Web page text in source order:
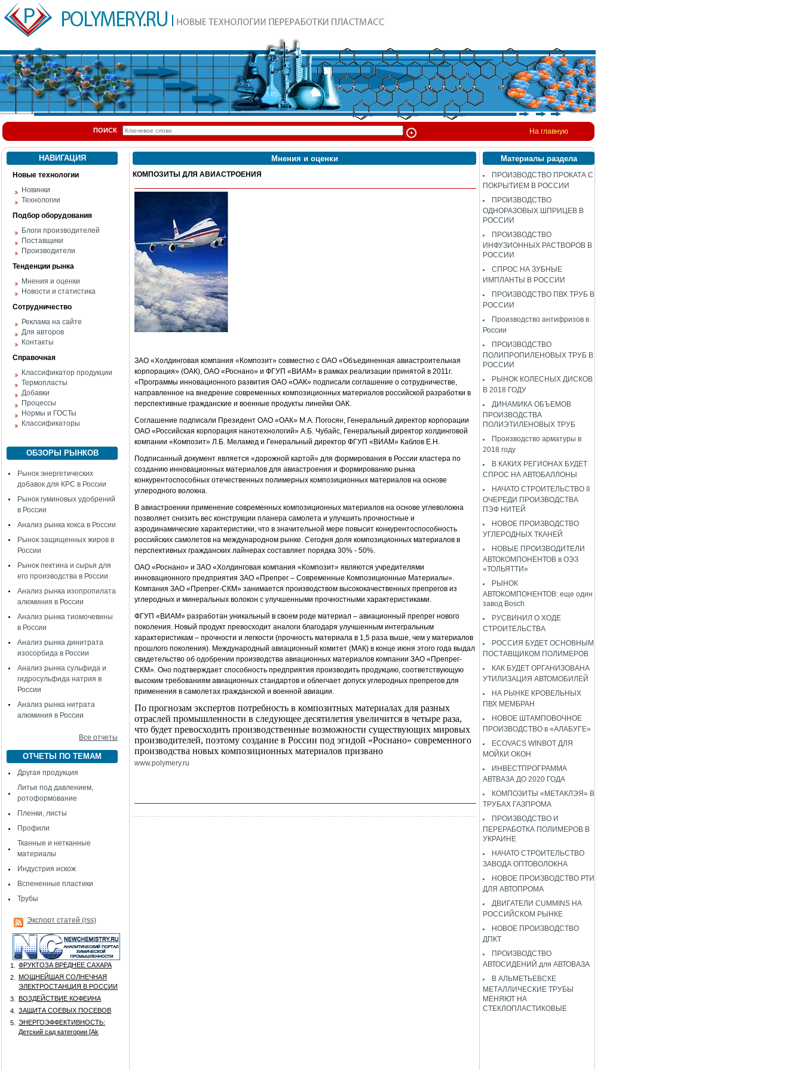
ПОИСК На главную
НАВИГАЦИЯ
Новые технологии
Новинки
Технологии
Подбор оборудования
Блоги производителей
Поставщики
Производители
Тенденции рынка
Мнения и оценки
Новости и статистика
Сотрудничество
Реклама на сайте
Для авторов
Контакты
Справочная
Классификатор продукции
Термопласты
Добавки
Процессы
Нормы и ГОСТы
Классификаторы
ОБЗОРЫ РЫНКОВ
Рынок энергетических
добавок для КРС в России
Рынок гуминовых удобрений
в России
Анализ рынка кокса в России
Рынок защищенных жиров в
России
Рынок пектина и сырья для
его производства в России
Анализ рынка изопропилата
алюминия в России
Анализ рынка тиомочевины
в России
Анализ рынка динитрата
изосорбида в России
Анализ рынка сульфида и
гидросульфида натрия в
России
Анализ рынка нитрата
алюминия в России
Все отчеты
ОТЧЕТЫ ПО ТЕМАМ
Другая продукция
Литье под давлением,
ротоформование
Пленки, листы
Профили
Тканные и нетканные
материалы
Индустрия искож
Вспененные пластики
Трубы
Экспорт статей (rss)
1.
ФРУКТОЗА ВРЕДНЕЕ САХАРА
2.
МОЩНЕЙШАЯ СОЛНЕЧНАЯ
ЭЛЕКТРОСТАНЦИЯ В РОССИИ
3.
ВОЗДЕЙСТВИЕ КОФЕИНА
4.
ЗАЩИТА СОЕВЫХ ПОСЕВОВ
5.
ЭНЕРГОЭФФЕКТИВНОСТЬ:
Детский сад категории [Аk
Мнения и оценки
КОМПОЗИТЫ ДЛЯ АВИАСТРОЕНИЯ
ЗАО «Холдинговая компания «Композит» совместно с ОАО «Объединенная авиастроительная
корпорация» (ОАК), ОАО «Роснано» и ФГУП «ВИАМ» в рамках реализации принятой в 2011г.
«Программы инновационного развития ОАО «ОАК» подписали соглашение о сотрудничестве,
направленное на внедрение современных композиционных материалов российской разработки в
перспективные гражданские и военные продукты линейки ОАК.
Соглашение подписали Президент ОАО «ОАК» М.А. Погосян, Генеральный директор корпорации
ОАО «Российская корпорация нанотехнологий» А.Б. Чубайс, Генеральный директор холдинговой
компании «Композит» Л.Б. Меламед и Генеральный директор ФГУП «ВИАМ» Каблов Е.Н.
Подписанный документ является «дорожной картой» для формирования в России кластера по
созданию инновационных материалов для авиастроения и формированию рынка
конкурентоспособных отечественных полимерных композиционных материалов на основе
углеродного волокна.
В авиастроении применение современных композиционных материалов на основе углеволокна
позволяет снизить вес конструкции планера самолета и улучшить прочностные и
аэродинамические характеристики, что в значительной мере повысит конкурентоспособность
российских самолетов на международном рынке. Сегодня доля композиционных материалов в
перспективных гражданских лайнерах составляет порядка 30% - 50%.
ОАО «Роснано» и ЗАО «Холдинговая компания «Композит» являются учредителями
инновационного предприятия ЗАО «Препрег – Современные Композиционные Материалы».
Компания ЗАО «Препрег-СКМ» занимается производством высококачественных препрегов из
углеродных и минеральных волокон с улучшенными прочностными характеристиками.
ФГУП «ВИАМ» разработан уникальный в своем роде материал – авиационный препрег нового
поколения. Новый продукт превосходит аналоги благодаря улучшенным интегральным
характеристикам – прочности и легкости (прочность материала в 1,5 раза выше, чем у материалов
прошлого поколения). Международный авиационный комитет (МАК) в конце июня этого года выдал
свидетельство об одобрении производства авиационных материалов компании ЗАО «Препрег-
СКМ». Оно подтверждает способность предприятия производить продукцию, соответствующую
высоким требованиям авиационных стандартов и облегчает допуск углеродных препрегов для
применения в самолетах гражданской и военной авиации.
По прогнозам экспертов потребность в композитных материалах для разных
отраслей промышленности в следующее десятилетия увеличится в четыре раза,
что будет превосходить производственные возможности существующих мировых
производителей, поэтому создание в России под эгидой «Роснано» современного
производства новых композиционных материалов призвано
www.polymery.ru
Материалы раздела
ПРОИЗВОДСТВО ПРОКАТА С
ПОКРЫТИЕМ В РОССИИ
ПРОИЗВОДСТВО
ОДНОРАЗОВЫХ ШПРИЦЕВ В
РОССИИ
ПРОИЗВОДСТВО
ИНФУЗИОННЫХ РАСТВОРОВ В
РОССИИ
СПРОС НА ЗУБНЫЕ
ИМПЛАНТЫ В РОССИИ
ПРОИЗВОДСТВО ПВХ ТРУБ В
РОССИИ
Производство антифризов в
России
ПРОИЗВОДСТВО
ПОЛИПРОПИЛЕНОВЫХ ТРУБ В
РОССИИ
РЫНОК КОЛЕСНЫХ ДИСКОВ
В 2018 ГОДУ
ДИНАМИКА ОБЪЕМОВ
ПРОИЗВОДСТВА
ПОЛИЭТИЛЕНОВЫХ ТРУБ
Производство арматуры в
2018 году
В КАКИХ РЕГИОНАХ БУДЕТ
СПРОС НА АВТОБАЛЛОНЫ
НАЧАТО СТРОИТЕЛЬСТВО II
ОЧЕРЕДИ ПРОИЗВОДСТВА
ПЭФ НИТЕЙ
НОВОЕ ПРОИЗВОДСТВО
УГЛЕРОДНЫХ ТКАНЕЙ
НОВЫЕ ПРОИЗВОДИТЕЛИ
АВТОКОМПОНЕНТОВ в ОЭЗ
«ТОЛЬЯТТИ»
РЫНОК
АВТОКОМПОНЕНТОВ: еще один
завод Bosch
РУСВИНИЛ О ХОДЕ
СТРОИТЕЛЬСТВА
РОССИЯ БУДЕТ ОСНОВНЫМ
ПОСТАВЩИКОМ ПОЛИМЕРОВ
КАК БУДЕТ ОРГАНИЗОВАНА
УТИЛИЗАЦИЯ АВТОМОБИЛЕЙ
НА РЫНКЕ КРОВЕЛЬНЫХ
ПВХ МЕМБРАН
НОВОЕ ШТАМПОВОЧНОЕ
ПРОИЗВОДСТВО в «АЛАБУГЕ»
ECOVACS WINBOT ДЛЯ
МОЙКИ ОКОН
ИНВЕСТПРОГРАММА
АВТВАЗА ДО 2020 ГОДА
КОМПОЗИТЫ «МЕТАКЛЭЯ» В
ТРУБАХ ГАЗПРОМА
ПРОИЗВОДСТВО И
ПЕРЕРАБОТКА ПОЛИМЕРОВ В
УКРАИНЕ
НАЧАТО СТРОИТЕЛЬСТВО
ЗАВОДА ОПТОВОЛОКНА
НОВОЕ ПРОИЗВОДСТВО РТИ
ДЛЯ АВТОПРОМА
ДВИГАТЕЛИ CUMMINS НА
РОССИЙСКОМ РЫНКЕ
НОВОЕ ПРОИЗВОДСТВО
ДПКТ
ПРОИЗВОДСТВО
АВТОСИДЕНИЙ для АВТОВАЗА
В АЛЬМЕТЬЕВСКЕ
МЕТАЛЛИЧЕСКИЕ ТРУБЫ
МЕНЯЮТ НА
СТЕКЛОПЛАСТИКОВЫЕ